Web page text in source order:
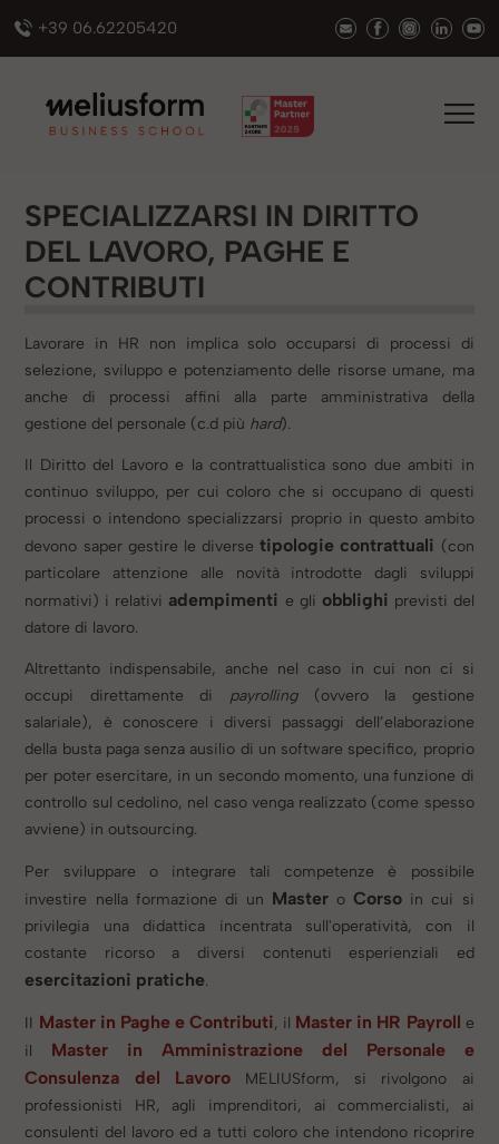
+39 06.62205420
SPECIALIZZARSI IN DIRITTO
DEL LAVORO, PAGHE E
CONTRIBUTI
Lavorare in HR non implica solo occuparsi di processi di
selezione, sviluppo e potenziamento delle risorse umane, ma
anche di processi affini alla parte amministrativa della
gestione del personale (c.d più hard).
Il Diritto del Lavoro e la contrattualistica sono due ambiti in
continuo sviluppo, per cui coloro che si occupano di questi
processi o intendono specializzarsi proprio in questo ambito
devono saper gestire le diversetipologie contrattuali (con
particolare attenzione alle novità introdotte dagli sviluppi
normativi) i relativi adempimenti e gli obblighi previsti del
datore di lavoro.
Altrettanto indispensabile, anche nel caso in cui non ci si
occupi direttamente di payrolling (ovvero la gestione
salariale), è conoscere i diversi passaggi dell’elaborazione
della busta paga senza ausilio di un software specifico, proprio
per poter esercitare, in un secondo momento, una funzione di
controllo sul cedolino, nel caso venga realizzato (come spesso
avviene) in outsourcing.
Per sviluppare o integrare tali competenze è possibile
investire nella formazione di un Master oCorso in cui si
privilegia una didattica incentrata sull'operatività, con il
costante ricorso a diversi contenuti esperienziali ed
esercitazioni pratiche.
II Master in Paghe e Contributi, il Master in HR Payroll e
il Master in Amministrazione del Personale e
Consulenza del LavoroMELIUSform, si rivolgono ai
professionisti HR, agli imprenditori, ai commercialisti, ai
consulenti del lavoro ed a tutti coloro che intendono ricoprire